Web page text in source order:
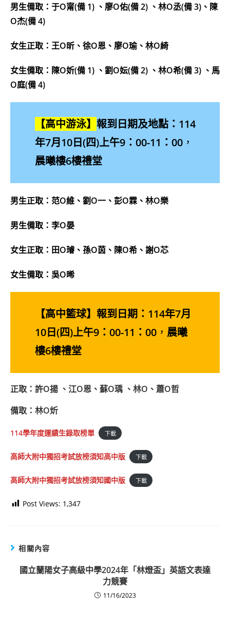
男生備取：于O甯(備 1) 、廖O佑(備 2) 、林O丞(備 3)、陳
O杰(備 4)
女生正取：王O昕、徐O恩、廖O瑜、林O綺
女生備取：陳O妡(備 1) 、劉O妘(備 2) 、林O希(備 3) 、馬
O庭(備 4)
【高中游泳】 報到日期及地點：114
年7月10日(四)上午9：00-11：00，
晨曦樓6樓禮堂
男生正取：范O維、劉O一、彭O霖、林O樂
男生備取：李O晏
女生正取：田O璿、孫O茵、陳O希、謝O芯
女生備取：吳O晞
【高中籃球】報到日期：114年7月
10日(四)上午9：00-11：00， 晨曦
樓6樓禮堂
正取：許O揚 、江O恩、蘇O瑀 、林O、蕭O哲
備取：林O炘
114學年度運績生錄取榜單 下載
高師大附中獨招考試放榜須知高中版 下載
高師大附中獨招考試放榜須知國中版 下載
Post Views: 1,347
相關內容
國立蘭陽女子高級中學2024年「林燈盃」英語文表達
力競賽
11/16/2023